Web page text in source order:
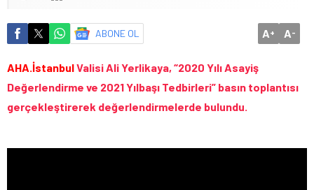
ABONE OL A+ A-
AHA.İstanbulValisi Ali Yerlikaya, “2020 Yılı Asayiş
Değerlendirme ve 2021 Yılbaşı Tedbirleri” basın toplantısı
gerçekleştirerek değerlendirmelerde bulundu.